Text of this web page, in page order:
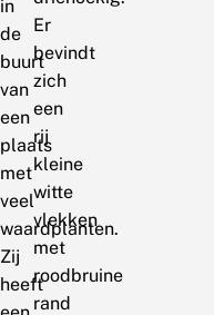
in
de
buurt
van
een
plaats
met
veel
waardplanten.
Zij
heeft
Er
bevindt
zich
een
rij
kleine
witte
vlekken
met
roodbruine
rand